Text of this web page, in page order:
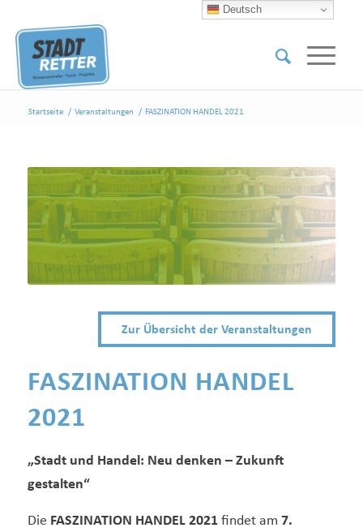
Startseite / Veranstaltungen / FASZINATION HANDEL 2021
Zur Übersicht der Veranstaltungen
FASZINATION HANDEL
2021
„Stadt und Handel: Neu denken – Zukunft
gestalten“
Die FASZINATION HANDEL 2021findet am 7.
Deutsch